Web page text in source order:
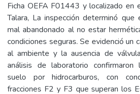
Ficha OEFA F01443 y localizado en
Talara, La inspección determinó
mal abandonado al no estar
condiciones seguras. Se evidenció un
al ambiente y la ausencia de
análisis de laboratorio confirmaron
suelo por hidrocarburos, con
fracciones F2 y F3 que superan los